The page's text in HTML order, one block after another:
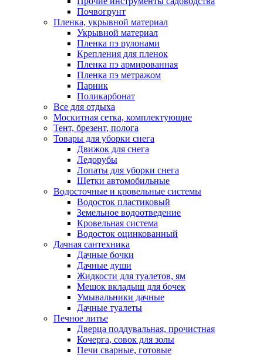
Почвогрунт
Пленка, укрывной материал
Укрывной материал
Пленка пэ рулонами
Крепления для пленок
Пленка пэ армированная
Пленка пэ метражом
Парник
Поликарбонат
Все для отдыха
Москитная сетка, комплектующие
Тент, брезент, полога
Товары для уборки снега
Движок для снега
Ледорубы
Лопаты для уборки снега
Щетки автомобильные
Водосточные и кровельные системы
Водосток пластиковый
Земельное водоотведение
Кровельная система
Водосток оцинкованный
Дачная сантехника
Дачные бочки
Дачные души
Жидкости для туалетов, ям
Мешок вкладыш для бочек
Умывальники дачные
Дачные туалеты
Печное литье
Дверца поддувальная, прочистная
Кочерга, совок для золы
Печи сварные, готовые